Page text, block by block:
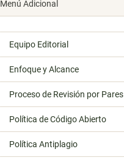
Menú Adicional
Equipo Editorial
Enfoque y Alcance
Proceso de Revisión por Pares
Política de Código Abierto
Política Antiplagio